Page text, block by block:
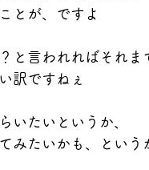
とが、ですよ
と言われればそれま
訳ですねぇ
いたいというか、
みたいかも、という